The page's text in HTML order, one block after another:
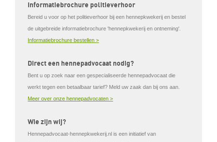
Informatiebrochure politieverhoor
Bereid u voor op het politieverhoor bij een hennepkwekerij en bestel
de uitgebreide informatiebrochure 'hennepkwekerij en ontneming'.
Informatiebrochure bestellen >
Direct een hennepadvocaat nodig?
Bent u op zoek naar een gespecialiseerde hennepadvocaat die
werkt tegen een betaalbaar tarief? Meld uw zaak dan bij ons aan.
Meer over onze hennepadvocaten >
Wie zijn wij?
Hennepadvocaat-hennepkwekerij.nl is een initiatief van